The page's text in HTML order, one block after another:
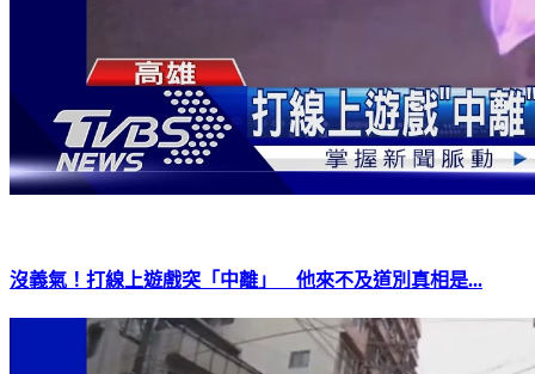
沒義氣！打線上遊戲突「中離」 他來不及道別真相是...